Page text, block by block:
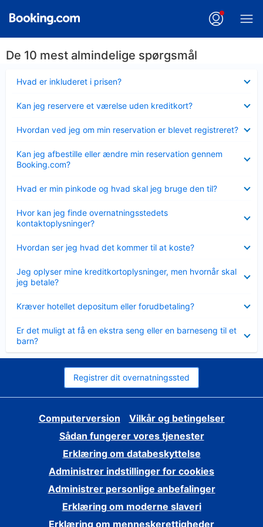
De 10 mest almindelige spørgsmål
Hvad er inkluderet i prisen?
Kan jeg reservere et værelse uden kreditkort?
Hvordan ved jeg om min reservation er blevet registreret?
Kan jeg afbestille eller ændre min reservation gennem
Booking.com?
Hvad er min pinkode og hvad skal jeg bruge den til?
Hvor kan jeg finde overnatningsstedets
kontaktoplysninger?
Hvordan ser jeg hvad det kommer til at koste?
Jeg oplyser mine kreditkortoplysninger, men hvornår skal
jeg betale?
Kræver hotellet depositum eller forudbetaling?
Er det muligt at få en ekstra seng eller en barneseng til et
barn?
Registrer dit overnatningssted
Computerversion
Vilkår og betingelser
Sådan fungerer vores tjenester
Erklæring om databeskyttelse
Administrer indstillinger for cookies
Administrer personlige anbefalinger
Erklæring om moderne slaveri
Erklæring om menneskerettigheder